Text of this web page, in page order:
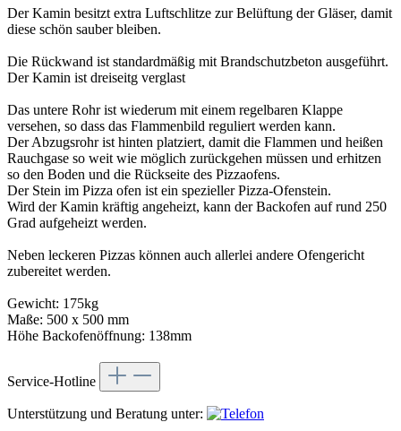
Der Kamin besitzt extra Luftschlitze zur Belüftung der Gläser, damit
diese schön sauber bleiben.
Die Rückwand ist standardmäßig mit Brandschutzbeton ausgeführt.
Der Kamin ist dreiseitg verglast
Das untere Rohr ist wiederum mit einem regelbaren Klappe
versehen, so dass das Flammenbild reguliert werden kann.
Der Abzugsrohr ist hinten platziert, damit die Flammen und heißen
Rauchgase so weit wie möglich zurückgehen müssen und erhitzen
so den Boden und die Rückseite des Pizzaofens.
Der Stein im Pizza ofen ist ein spezieller Pizza-Ofenstein.
Wird der Kamin kräftig angeheizt, kann der Backofen auf rund 250
Grad aufgeheizt werden.
Neben leckeren Pizzas können auch allerlei andere Ofengericht
zubereitet werden.
Gewicht: 175kg
Maße: 500 x 500 mm
Höhe Backofenöffnung: 138mm
Service-Hotline
Unterstützung und Beratung unter: